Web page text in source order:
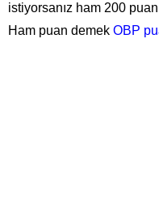
istiyorsanız ham 200
Ham puan demek OBP